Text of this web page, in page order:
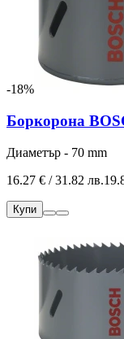
-18%
Боркорона
Диаметър - 70 mm
16.27 € / 31.82 лв.
Купи